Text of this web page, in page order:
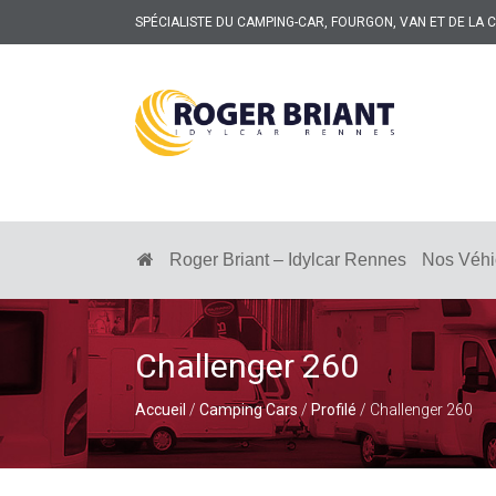
SPÉCIALISTE DU CAMPING-CAR, FOURGON, VAN ET DE LA
ROGER
BRIANT
DU
CAR
DE
LA
CARAVANE
À
RENNES
Roger Briant – Idylcar Rennes Nos
Challenger 260
Accueil / Camping Cars / Profilé / Challenger 260